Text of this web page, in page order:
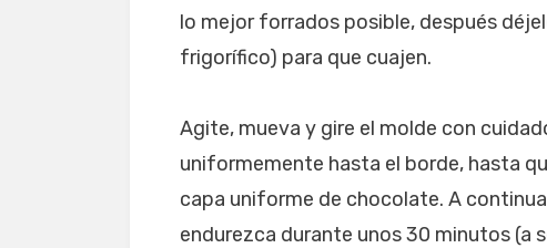
lo mejor forrados posible, después
frigorífico) para que cuajen.
Agite, mueva y gire el molde con
uniformemente hasta el borde, hasta
capa uniforme de chocolate. A
endurezca durante unos 30 minutos (a